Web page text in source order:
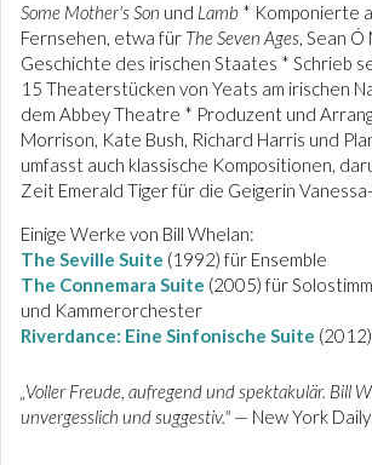
Some Mother's Son und Lamb * Komponierte
Fernsehen, etwa für The Seven Ages, Sean
Geschichte des irischen Staates * Schrieb
15 Theaterstücken von Yeats am irischen
dem Abbey Theatre * Produzent und
Morrison, Kate Bush, Richard Harris und
umfasst auch klassische Kompositionen,
Zeit Emerald Tiger für die Geigerin
Einige Werke von Bill Whelan:
The Seville Suite (1992) für Ensemble
The Connemara Suite (2005) für
und Kammerorchester
Riverdance: Eine Sinfonische Suite
„Voller Freude, aufregend und spektakulär. Bill
unvergesslich und suggestiv." — New York